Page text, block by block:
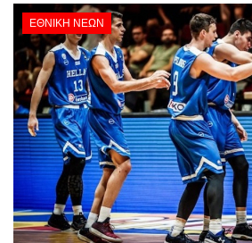
ΕΘΝΙΚΉ ΝΈΩΝ